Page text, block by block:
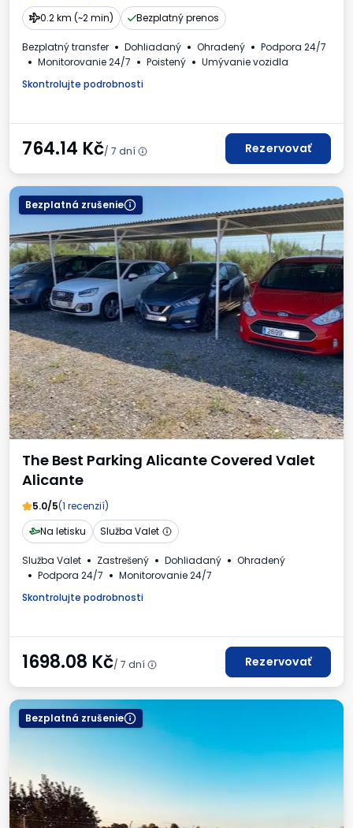
0.2 km (~2 min)
Bezplatný prenos
Bezplatný transfer Dohliadaný Ohradený
Podpora 24/7
Monitorovanie 24/7
Poistený
Umývanie vozidla
Skontrolujte podrobnosti
764.14 Kč/ 7 dní Rezervovať
Bezplatná zrušenie
The Best Parking Alicante Covered Valet
Alicante
5.0/5(1 recenzií)
Na letisku
Služba Valet
Služba Valet Zastrešený Dohliadaný
Ohradený
Podpora 24/7
Monitorovanie 24/7
Skontrolujte podrobnosti
1698.08 Kč/ 7 dní Rezervovať
Bezplatná zrušenie